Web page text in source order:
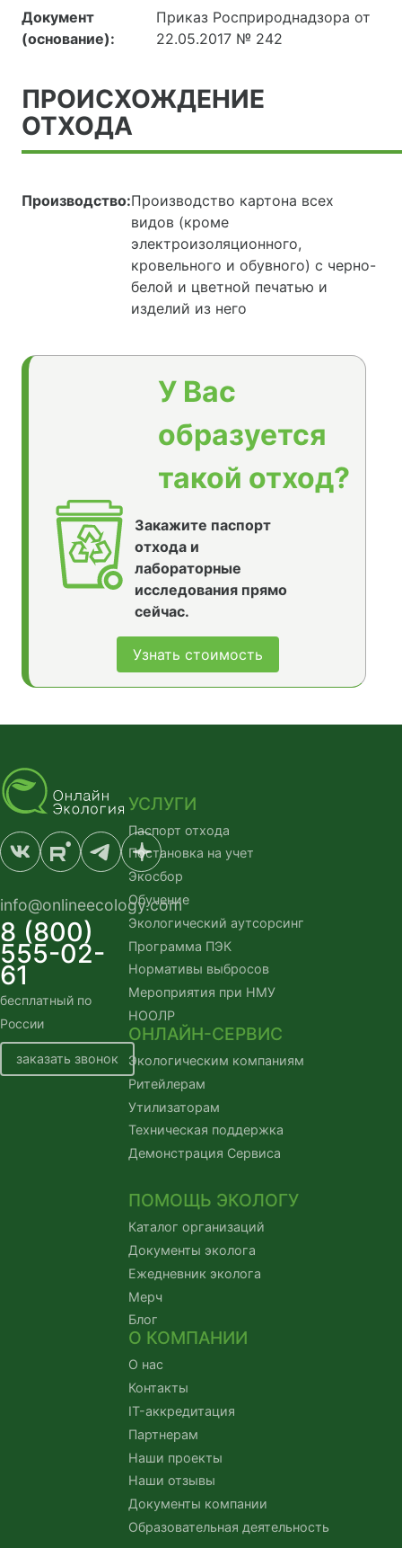
Документ
(основание):
Приказ Росприроднадзора от
22.05.2017 № 242
ПРОИСХОЖДЕНИЕ
ОТХОДА
Производство:Производство картона всех
видов (кроме
электроизоляционного,
кровельного и обувного) с черно-
белой и цветной печатью и
изделий из него
У Вас
образуется
такой отход?
Закажите паспорт
отхода и
лабораторные
исследования прямо
сейчас.
Узнать стоимость
info@onlineecology.com
8 (800)
555-02-
61
бесплатный по
России
заказать звонок
УСЛУГИ
Паспорт отхода
Постановка на учет
Экосбор
Обучение
Экологический аутсорсинг
Программа ПЭК
Нормативы выбросов
Мероприятия при НМУ
НООЛР
ОНЛАЙН-СЕРВИС
Экологическим компаниям
Ритейлерам
Утилизаторам
Техническая поддержка
Демонстрация Сервиса
ПОМОЩЬ ЭКОЛОГУ
Каталог организаций
Документы эколога
Ежедневник эколога
Мерч
Блог
О КОМПАНИИ
О нас
Контакты
IT-аккредитация
Партнерам
Наши проекты
Наши отзывы
Документы компании
Образовательная деятельность